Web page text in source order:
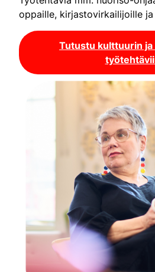
oppaille, kirjastovirkailijoille ja
Tutustu kulttuurin ja